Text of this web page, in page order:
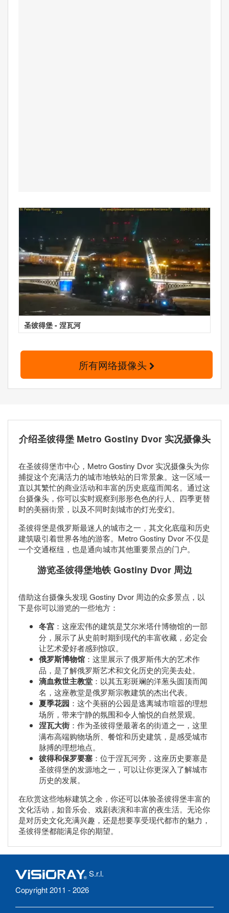
圣彼得堡 - 涅瓦河
所有网络摄像头
介绍圣彼得堡 Metro Gostiny Dvor 实况摄像头
在圣彼得堡市中心，Metro Gostiny Dvor 实况摄像头为你
捕捉这个充满活力的城市地铁站的日常景象。这一区域一
直以其繁忙的商业活动和丰富的历史底蕴而闻名。通过这
台摄像头，你可以实时观察到形形色色的行人、四季更替
时的美丽街景，以及不同时刻城市的灯光变幻。
圣彼得堡是俄罗斯最迷人的城市之一，其文化底蕴和历史
建筑吸引着世界各地的游客。Metro Gostiny Dvor 不仅是
一个交通枢纽，也是通向城市其他重要景点的门户。
游览圣彼得堡地铁 Gostiny Dvor 周边
借助这台摄像头发现 Gostiny Dvor 周边的众多景点，以
下是你可以游览的一些地方：
冬宫 ：这座宏伟的建筑是艾尔米塔什博物馆的一部
分，展示了从史前时期到现代的丰富收藏，必定会
让艺术爱好者感到惊叹。
俄罗斯博物馆 ：这里展示了俄罗斯伟大的艺术作
品，是了解俄罗斯艺术和文化历史的完美去处。
滴血救世主教堂 ：以其五彩斑斓的洋葱头圆顶而闻
名，这座教堂是俄罗斯宗教建筑的杰出代表。
夏季花园 ：这个美丽的公园是逃离城市喧嚣的理想
场所，带来宁静的氛围和令人愉悦的自然景观。
涅瓦大街 ：作为圣彼得堡最著名的街道之一，这里
满布高端购物场所、餐馆和历史建筑，是感受城市
脉搏的理想地点。
彼得和保罗要塞 ：位于涅瓦河旁，这座历史要塞是
圣彼得堡的发源地之一，可以让你更深入了解城市
历史的发展。
在欣赏这些地标建筑之余，你还可以体验圣彼得堡丰富的
文化活动，如音乐会、戏剧表演和丰富的夜生活。无论你
是对历史文化充满兴趣，还是想要享受现代都市的魅力，
圣彼得堡都能满足你的期望。
S.r.l.
Copyright 2011 - 2026